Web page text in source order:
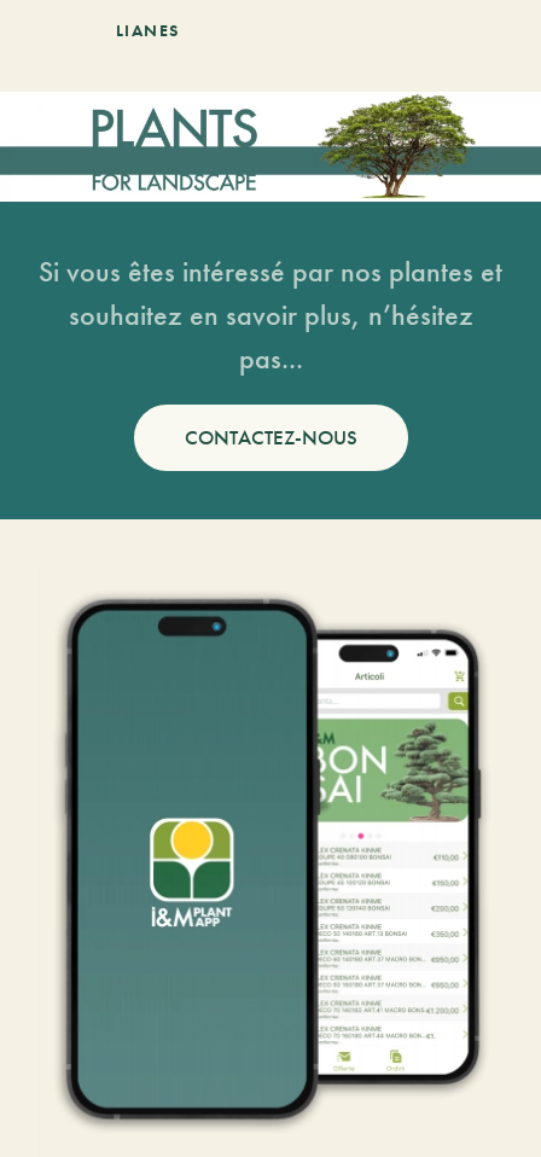
LIANES
Si vous êtes intéressé par nos plantes et
souhaitez en savoir plus, n’hésitez
pas...
CONTACTEZ-NOUS